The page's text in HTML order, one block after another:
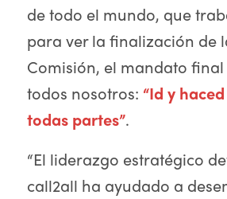
de todo el mundo, que
para ver la finalización de
Comisión, el mandato final
todos nosotros: “Id y
todas partes”.
“El liderazgo estratégico
call2all ha ayudado a